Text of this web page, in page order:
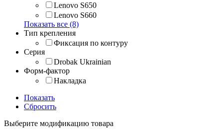
Lenovo S650
Lenovo S660
Показать все (8)
Тип крепления
Фиксация по контуру
Серия
Drobak Ukrainian
Форм-фактор
Накладка
Показать
Сбросить
Выберите модификацию товара